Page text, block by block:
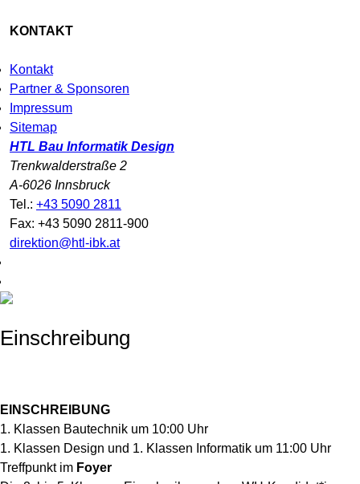
KONTAKT
Kontakt
Partner & Sponsoren
Impressum
Sitemap
HTL Bau Informatik Design
Trenkwalderstraße 2
A-6026 Innsbruck
Tel.: +43 5090 2811
Fax: +43 5090 2811-900
direktion@htl-ibk.at
Einschreibung
EINSCHREIBUNG
1. Klassen Bautechnik um 10:00 Uhr
1. Klassen Design und 1. Klassen Informatik um 11:00 Uhr
Treffpunkt im Foyer